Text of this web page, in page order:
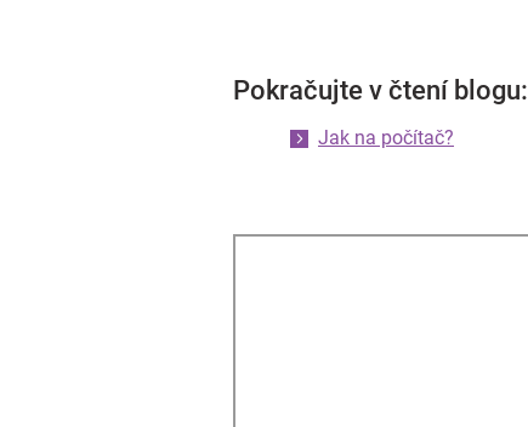
Pokračujte v čtení blogu:
Jak na počítač?